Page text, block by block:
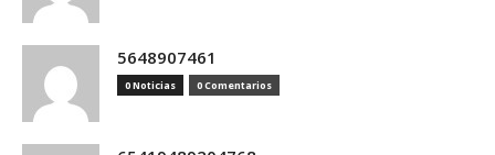
5648907461
0 Noticias 0 Comentarios